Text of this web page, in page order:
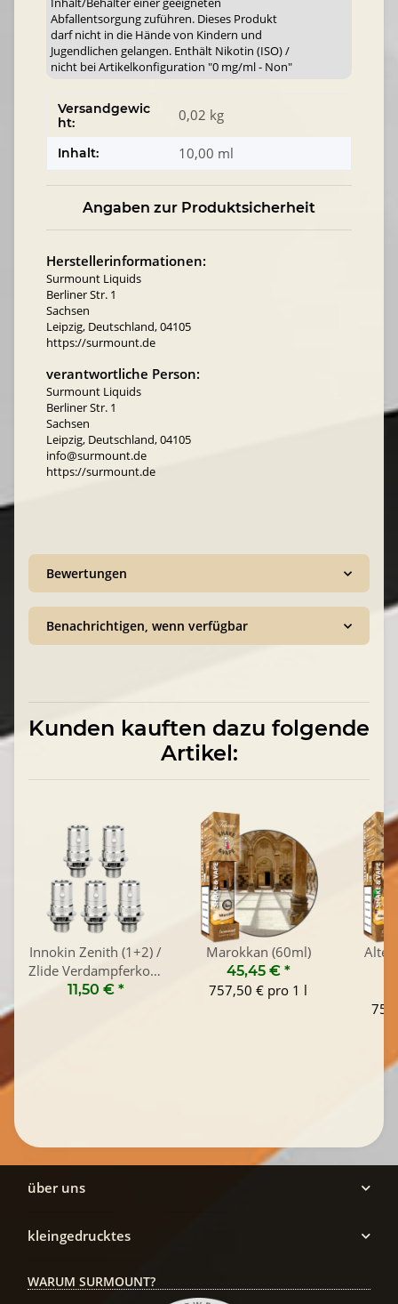
Abfallentsorgung zuführen. Dieses Produkt
darf nicht in die Hände von Kindern und
Jugendlichen gelangen. Enthält Nikotin (ISO) /
nicht bei Artikelkonfiguration "0 mg/ml - Non"
Versandgewic
ht:
0,02 kg
Inhalt: 10,00 ml
Angaben zur Produktsicherheit
Herstellerinformationen:
Surmount Liquids
Berliner Str. 1
Sachsen
Leipzig, Deutschland, 04105
https://surmount.de
verantwortliche Person:
Surmount Liquids
Berliner Str. 1
Sachsen
Leipzig, Deutschland, 04105
info@surmount.de
https://surmount.de
Bewertungen
Benachrichtigen, wenn verfügbar
Kunden kauften dazu folgende
Artikel:
Innokin Zenith (1+2) /
Zlide Verdampferkopf
(5er Pack)
11,50 € *
Marokkan (60ml)
45,45 € *
757,50 € pro 1 l
Alter
über uns
kleingedrucktes
WARUM SURMOUNT?